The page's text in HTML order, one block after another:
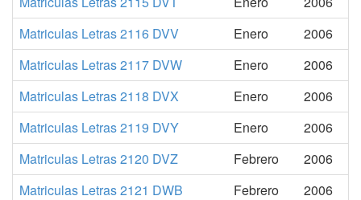
Matriculas Letras 2116 DVV
Enero
2006
Matriculas Letras 2117 DVW
Enero
2006
Matriculas Letras 2118 DVX
Enero
2006
Matriculas Letras 2119 DVY
Enero
2006
Matriculas Letras 2120 DVZ
Febrero
2006
Matriculas Letras 2121 DWB
Febrero
2006